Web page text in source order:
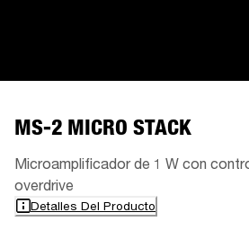
MS-2 MICRO STACK
Microamplificador de 1 W con
overdrive
Detalles Del Producto